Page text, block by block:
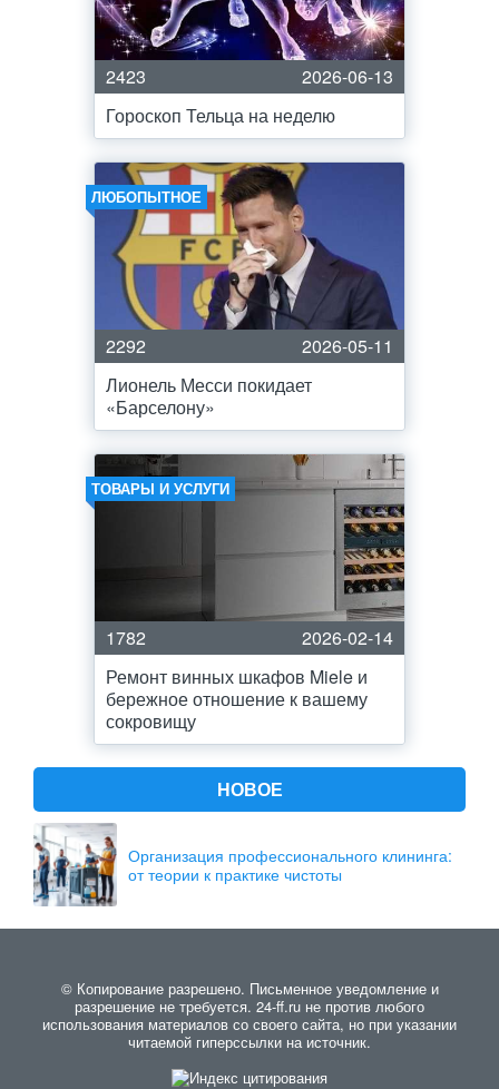
2423
2026-06-13
Гороскоп Тельца на неделю
ЛЮБОПЫТНОЕ
2292
2026-05-11
Лионель Месси покидает
«Барселону»
ТОВАРЫ И УСЛУГИ
1782
2026-02-14
Ремонт винных шкафов Miele и
бережное отношение к вашему
сокровищу
НОВОЕ
Организация профессионального клининга:
от теории к практике чистоты
© Копирование разрешено. Письменное уведомление и
разрешение не требуется. 24-ff.ru не против любого
использования материалов со своего сайта, но при указании
читаемой гиперссылки на источник.